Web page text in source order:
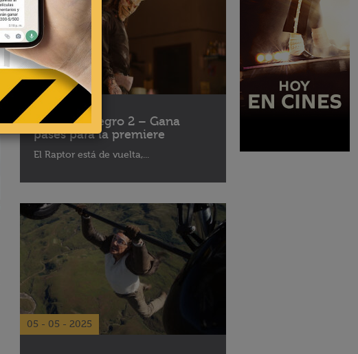
02 - 10 - 2025
Teléfono Negro 2 – Gana
pases para la premiere
El Raptor está de vuelta,...
05 - 05 - 2025